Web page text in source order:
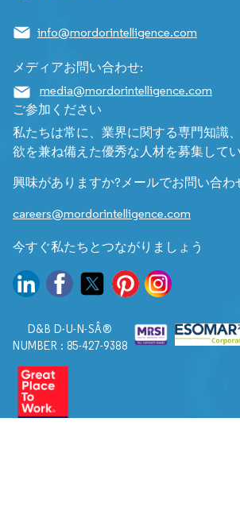
info@mordorintelligence.com
メディアお問い合わせ:
media@mordorintelligence.com
ご参加ください
私たちは常に、業界に関する専門知識
欲を兼ね備えた優秀な人材を募集してい
興味がありますか?メールでお問い合わ
careers@mordorintelligence.com
今すぐ私たちとつながりましょう
D&B D-U-N-SÂ®
NUMBER : 85-427-9388